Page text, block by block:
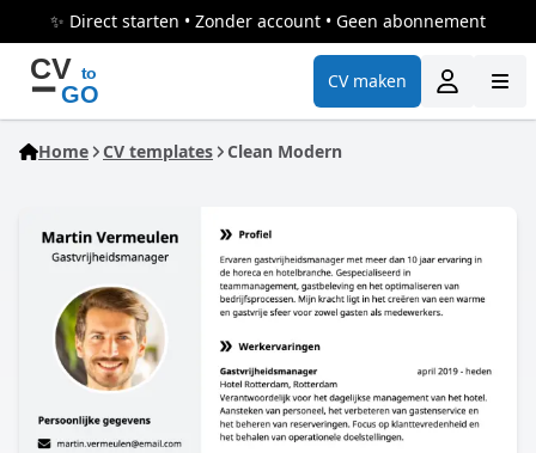
✨ Direct starten • Zonder account • Geen abonnement
CV maken
Home CV templates Clean Modern